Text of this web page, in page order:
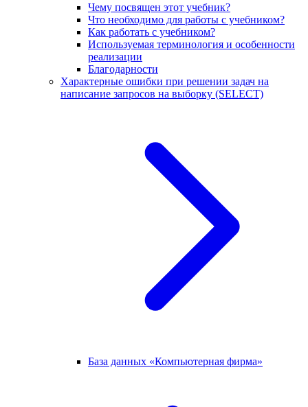
Чему посвящен этот учебник?
Что необходимо для работы с учебником?
Как работать с учебником?
Используемая терминология и особенности
реализации
Благодарности
Характерные ошибки при решении задач на
написание запросов на выборку (SELECT)
База данных «Компьютерная фирма»